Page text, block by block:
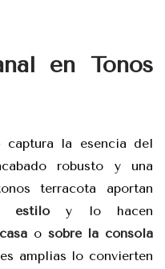
en Tonos
captura la esencia del
robusto y una
terracota aportan
estiloy lo hacen
o sobre la consola
amplias lo convierten